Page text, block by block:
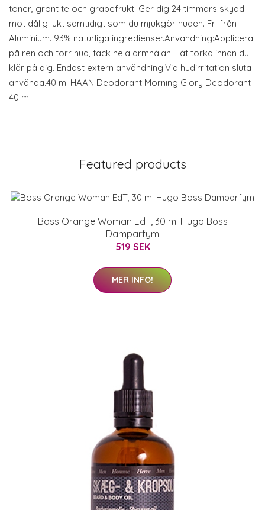
toner, grönt te och grapefrukt. Ger dig 24 timmars skydd
mot dålig lukt samtidigt som du mjukgör huden. Fri från
Aluminium. 93% naturliga ingredienser.Användning:Applicera
på ren och torr hud, täck hela armhålan. Låt torka innan du
klär på dig. Endast extern användning.Vid hudirritation sluta
använda.40 ml HAAN Deodorant Morning Glory Deodorant
40 ml
Featured products
Boss Orange Woman EdT, 30 ml Hugo Boss
Damparfym
519 SEK
MER INFO!